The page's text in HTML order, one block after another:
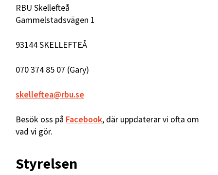
RBU Skellefteå
Gammelstadsvägen 1
93144 SKELLEFTEÅ
070 374 85 07 (Gary)
skelleftea@rbu.se
Besök oss på Facebook, där uppdaterar vi ofta om
vad vi gör.
Styrelsen